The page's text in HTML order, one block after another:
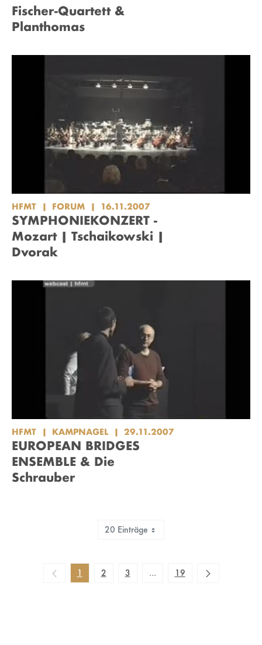
Fischer-Quartett &
Planthomas
HFMT FORUM 16.11.2007
SYMPHONIEKONZERT -
Mozart | Tschaikowski |
Dvorak
HFMT KAMPNAGEL 29.11.2007
EUROPEAN BRIDGES
ENSEMBLE & Die
Schrauber
20 Einträge
1 2 3 ...Zwischenseiten Navigieren
19